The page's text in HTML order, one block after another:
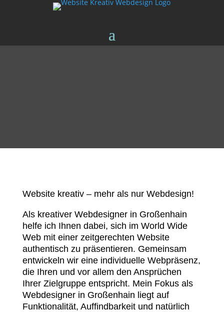
Website kreativ – mehr als nur Webdesign!
Als kreativer Webdesigner in Großenhain
helfe ich Ihnen dabei, sich im World Wide
Web mit einer zeitgerechten Website
authentisch zu präsentieren. Gemeinsam
entwickeln wir eine individuelle Webpräsenz,
die Ihren und vor allem den Ansprüchen
Ihrer Zielgruppe entspricht. Mein Fokus als
Webdesigner in Großenhain liegt auf
Funktionalität, Auffindbarkeit und natürlich